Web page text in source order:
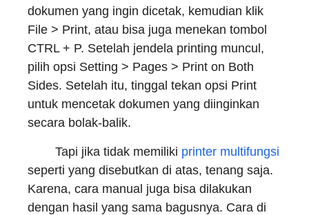
dokumen yang ingin dicetak, kemudian klik
File > Print, atau bisa juga menekan tombol
CTRL + P. Setelah jendela printing muncul,
pilih opsi Setting > Pages > Print on Both
Sides. Setelah itu, tinggal tekan opsi Print
untuk mencetak dokumen yang diinginkan
secara bolak-balik.
Tapi jika tidak memiliki printer multifungsi
seperti yang disebutkan di atas, tenang saja.
Karena, cara manual juga bisa dilakukan
dengan hasil yang sama bagusnya. Cara di